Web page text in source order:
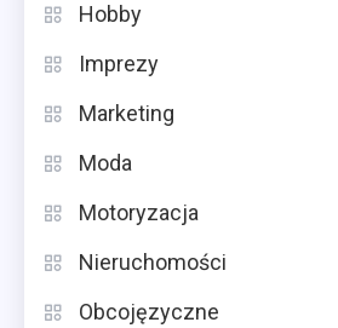
Hobby
Imprezy
Marketing
Moda
Motoryzacja
Nieruchomości
Obcojęzyczne